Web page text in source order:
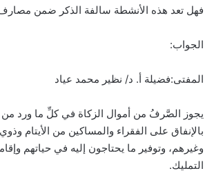
فهل تعد هذه الأنشطة سالفة الذكر ضمن مصارف
الجواب:
المفتى:فضيلة أ. د/ نظير محمد عياد
يجوز الصَّرفُ من أموال الزكاة في كلِّ ما ورد من
بالإنفاق على الفقراء والمساكين من الأيتام
وغيرهم، وتوفير ما يحتاجون إليه في حياتهم
التمليك.